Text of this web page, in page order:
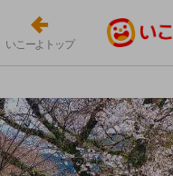
いこーよトップ